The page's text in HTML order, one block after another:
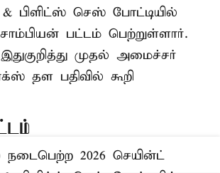
& பிளிட்ஸ் செஸ் போட்டியில்
பட்டம் பெற்றுள்ளார்.
முதல் அமைச்சர்
தள பதிவில் கூறி
நடைபெற்ற 2026 செயின்ட்